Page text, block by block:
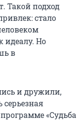
Такой подход
стало
идеалу. Но
в
и дружили,
серьезная
«Судьба